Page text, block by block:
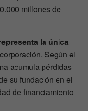
millones de
la única
Según el
acumula pérdidas
su fundación en el
de financiamiento